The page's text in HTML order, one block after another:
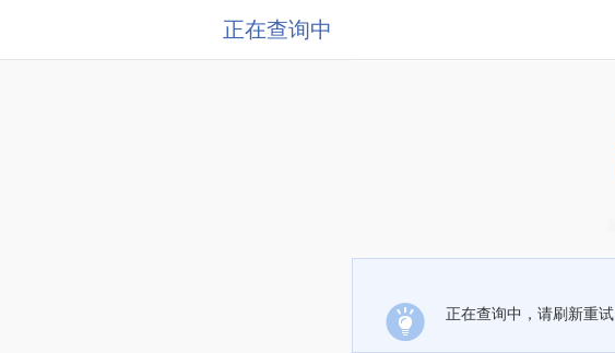
正在查询中
正在查询中，请刷新重试